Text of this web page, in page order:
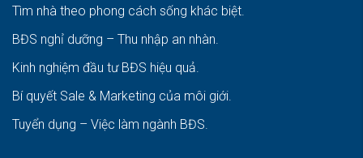
Tìm nhà theo phong cách sống khác biệt
BĐS nghỉ dưỡng – Thu nhập an nhàn
Kinh nghiệm đầu tư BĐS hiệu quả
Bí quyết Sale & Marketing của môi giới
Tuyển dụng – Việc làm ngành BĐS